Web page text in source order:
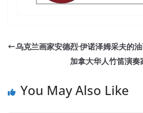
乌克兰画家安德烈·伊诺泽姆采夫的
加拿大华人竹笛演
You May Also Like